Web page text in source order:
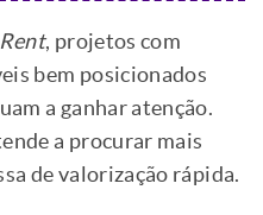
, projetos com
bem posicionados
a ganhar atenção.
a procurar mais
de valorização rápida.